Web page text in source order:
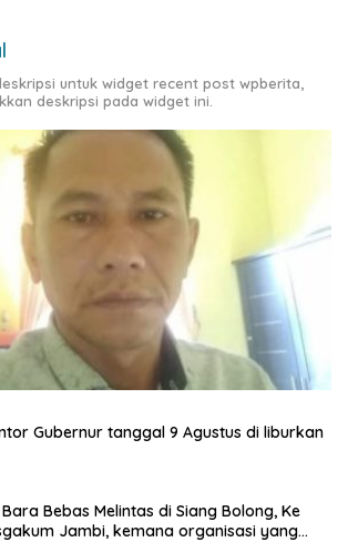
untuk widget recent post wpberita,
deskripsi pada widget ini.
Gubernur tanggal 9 Agustus di liburkan
Bebas Melintas di Siang Bolong, Ke
Jambi, kemana organisasi yang